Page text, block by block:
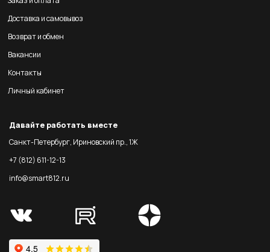
Доставка и самовывоз
Возврат и обмен
Вакансии
Контакты
Личный кабинет
Давайте работать вместе
Санкт-Петербург, Ириновский пр., 1Ж
+7 (812) 611-12-13
info@smart812.ru